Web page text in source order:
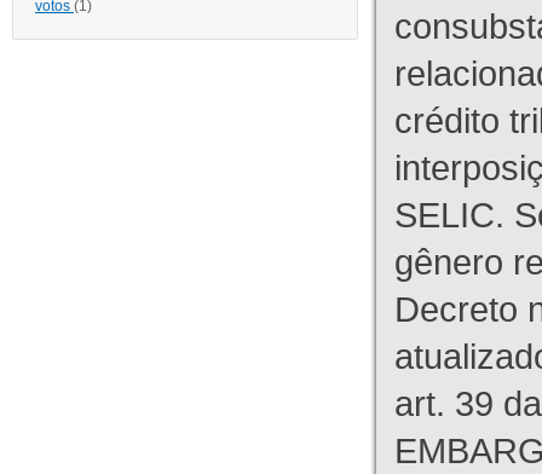
votos (1)
crédito
SELIC.
gênero
Decreto
art. 39